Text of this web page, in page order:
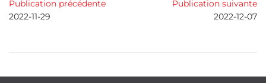
Publication précédente
2022-11-29
Publication suivante
2022-12-07